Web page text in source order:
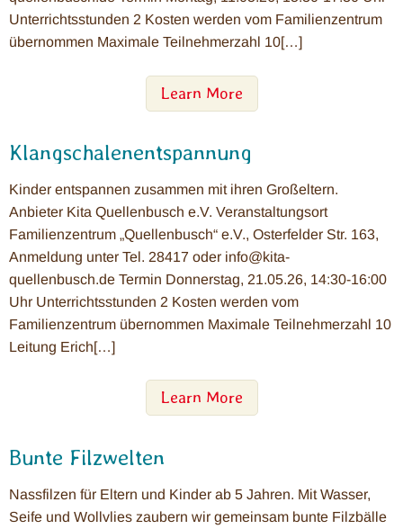
Unterrichtsstunden 2 Kosten werden vom Familienzentrum
übernommen Maximale Teilnehmerzahl 10[…]
Learn More
Klangschalenentspannung
Kinder entspannen zusammen mit ihren Großeltern.
Anbieter Kita Quellenbusch e.V. Veranstaltungsort
Familienzentrum „Quellenbusch“ e.V., Osterfelder Str. 163,
Anmeldung unter Tel. 28417 oder info@kita-
quellenbusch.de Termin Donnerstag, 21.05.26, 14:30-16:00
Uhr Unterrichtsstunden 2 Kosten werden vom
Familienzentrum übernommen Maximale Teilnehmerzahl 10
Leitung Erich[…]
Learn More
Bunte Filzwelten
Nassfilzen für Eltern und Kinder ab 5 Jahren. Mit Wasser,
Seife und Wollvlies zaubern wir gemeinsam bunte Filzbälle